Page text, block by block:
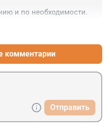
и по необходимости.
комментарии
Отправить